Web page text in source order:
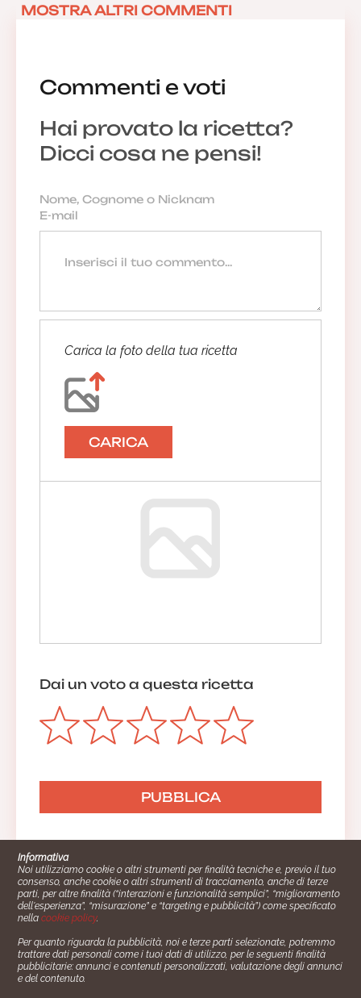
Commenti e voti
Hai provato la ricetta?
Dicci cosa ne pensi!
Carica la foto della tua ricetta
CARICA
Dai un voto a questa ricetta
MOSTRA ALTRI COMMENTI
Cucinare.it è un marchio commerciale di Impiego24.it s.r.l.
copyright 2014 - 2024 P.IVA: 03406490130
Informativa
Noi utilizziamo cookie o altri strumenti per finalità tecniche e, previo il tuo
consenso, anche cookie o altri strumenti di tracciamento, anche di terze
parti, per altre finalità (“interazioni e funzionalità semplici”, “miglioramento
dell'esperienza”, “misurazione” e “targeting e pubblicità”) come specificato
nellacookie policy.
Per quanto riguarda la pubblicità, noi e terze parti selezionate, potremmo
trattare dati personali come i tuoi dati di utilizzo, per le seguenti finalità
pubblicitarie: annunci e contenuti personalizzati, valutazione degli annunci
e del contenuto.